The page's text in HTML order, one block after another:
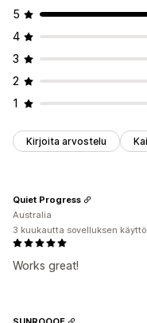
5
4
3
2
1
Kirjoita arvostelu
Works great!
Quiet Progress
Australia
3 kuukautta sovelluksen